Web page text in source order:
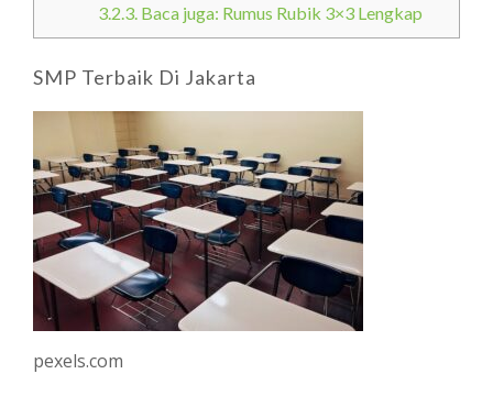
3.2.3. Baca juga: Rumus Rubik 3×3 Lengkap
SMP Terbaik Di Jakarta
pexels.com